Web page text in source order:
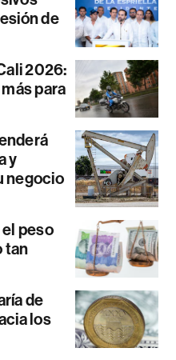
de
2026:
para
y
negocio
peso
tan
de
los